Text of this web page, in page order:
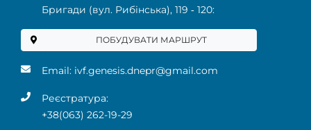
Бригади (вул. Рибінська), 119 ‑ 120:
ПОБУДУВАТИ МАРШРУТ
Email: ivf.genesis.dnepr@gmail.com
Реєстратура:
+38(063) 262-19-29